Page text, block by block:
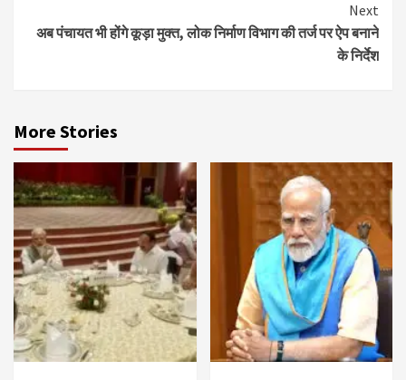
Next
अब पंचायत भी होंगे कूड़ा मुक्त, लोक निर्माण विभाग की तर्ज पर ऐप बनाने
के निर्देश
More Stories